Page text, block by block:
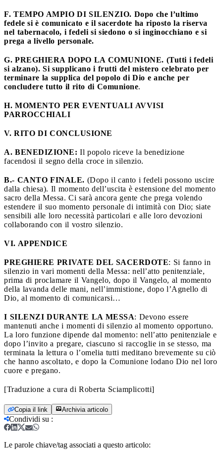
F. TEMPO AMPIO DI SILENZIO. Dopo che l’ultimo
fedele si è comunicato e il sacerdote ha riposto la riserva
nel tabernacolo, i fedeli si siedono o si inginocchiano e si
prega a livello personale.
G. PREGHIERA DOPO LA COMUNIONE. (Tutti i fedeli
si alzano). Si supplicano i frutti del mistero celebrato per
terminare la supplica del popolo di Dio e anche per
concludere tutto il rito di Comunione.
H. MOMENTO PER EVENTUALI AVVISI
PARROCCHIALI
V. RITO DI CONCLUSIONE
A. BENEDIZIONE: Il popolo riceve la benedizione
facendosi il segno della croce in silenzio.
B.- CANTO FINALE. (Dopo il canto i fedeli possono uscire
dalla chiesa). Il momento dell’uscita è estensione del momento
sacro della Messa. Ci sarà ancora gente che prega volendo
estendere il suo momento personale di intimità con Dio; siate
sensibili alle loro necessità particolari e alle loro devozioni
collaborando con il vostro silenzio.
VI. APPENDICE
PREGHIERE PRIVATE DEL SACERDOTE: Si fanno in
silenzio in vari momenti della Messa: nell’atto penitenziale,
prima di proclamare il Vangelo, dopo il Vangelo, al momento
della lavanda delle mani, nell’immistione, dopo l’Agnello di
Dio, al momento di comunicarsi…
I SILENZI DURANTE LA MESSA: Devono essere
mantenuti anche i momenti di silenzio al momento opportuno.
La loro funzione dipende dal momento: nell’atto penitenziale e
dopo l’invito a pregare, ciascuno si raccoglie in se stesso, ma
terminata la lettura o l’omelia tutti meditano brevemente su ciò
che hanno ascoltato, e dopo la Comunione lodano Dio nel loro
cuore e pregano.
[Traduzione a cura di Roberta Sciamplicotti]
Copia il link Archivia articolo
Condividi su :
Le parole chiave/tag associati a questo articolo: